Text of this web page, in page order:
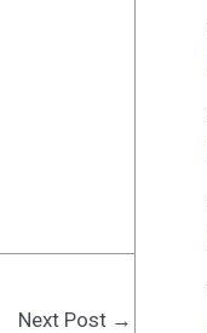
Next Post →